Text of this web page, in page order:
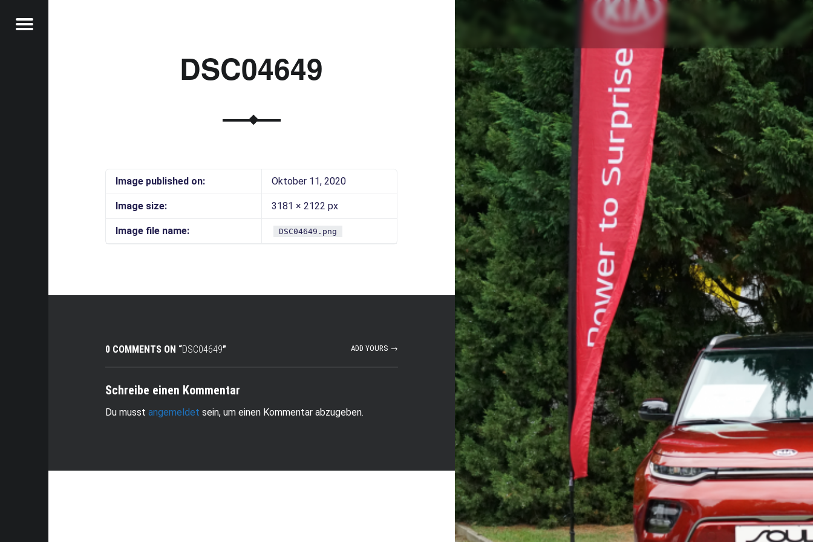
Bad Saarow Electric
Menu
DSC04649
Image published on: Oktober 11, 2020
Image size: 3181 × 2122 px
Image file name: DSC04649.png
0 COMMENTS ON “DSC04649” ADD YOURS →
Schreibe einen Kommentar
Du musstangemeldet sein, um einen Kommentar abzugeben.